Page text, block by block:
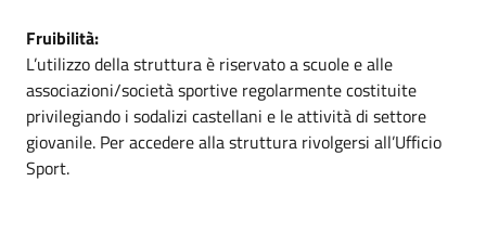
Fruibilità:
L’utilizzo della struttura è riservato a scuole e alle
associazioni/società sportive regolarmente costituite
privilegiando i sodalizi castellani e le attività di settore
giovanile. Per accedere alla struttura rivolgersi all’Ufficio
Sport.